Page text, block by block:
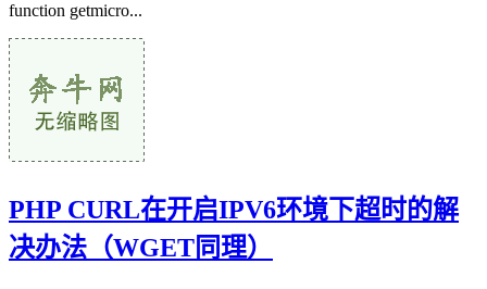
function getmicro...
PHP CURL在开启IPV6环境下超时的解
决办法（WGET同理）